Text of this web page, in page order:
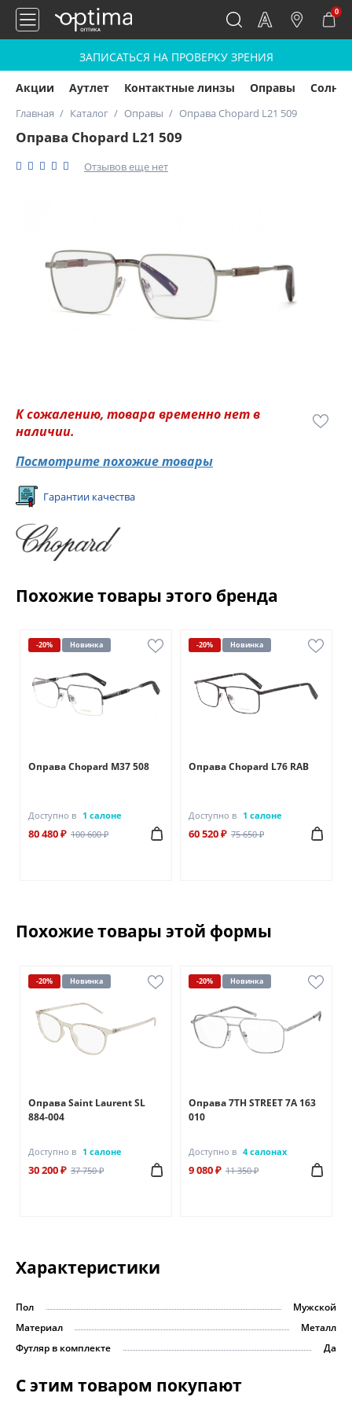
0
ЗАПИСАТЬСЯ НА ПРОВЕРКУ ЗРЕНИЯ
Акции Аутлет Контактные линзы Оправы
Главная Каталог Оправы Оправа Chopard L21 509
Оправа Chopard L21 509
Отзывов еще нет
К сожалению, товара временно нет в
наличии.
Посмотрите похожие товары
Гарантии качества
Похожие товары этого бренда
-20% Новинка
Оправа Chopard M37 508
Доступно в 1 салоне
80 480 ₽ 100 600 ₽
-20% Новинка
Оправа Chopard L76 RAB
Доступно в 1 салоне
60 520 ₽ 75 650 ₽
Похожие товары этой формы
-20% Новинка
Оправа Saint Laurent SL
884-004
Доступно в 1 салоне
30 200 ₽ 37 750 ₽
-20% Новинка
Оправа 7TH STREET 7A 163
010
Доступно в 4 салонах
9 080 ₽ 11 350 ₽
Характеристики
Пол
Мужской
Материал
Металл
Футляр в комплекте
Да
С этим товаром покупают